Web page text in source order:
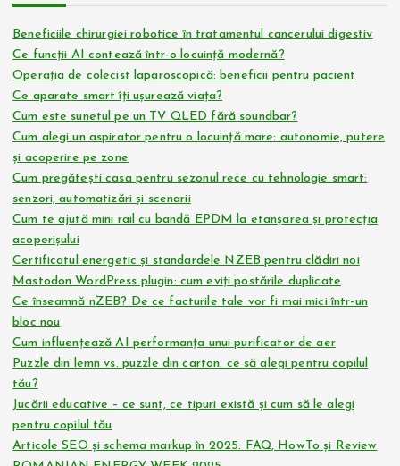
a
r
t
i
c
o
l
e
Beneficiile chirurgiei robotice în tratamentul cancerului digestiv
Ce funcții AI contează într-o locuință modernă?
Operația de colecist laparoscopică: beneficii pentru pacient
Ce aparate smart îți ușurează viața?
Cum este sunetul pe un TV QLED fără soundbar?
Cum alegi un aspirator pentru o locuință mare: autonomie, putere
și acoperire pe zone
Cum pregătești casa pentru sezonul rece cu tehnologie smart:
senzori, automatizări și scenarii
Cum te ajută mini rail cu bandă EPDM la etanșarea și protecția
acoperișului
Certificatul energetic și standardele NZEB pentru clădiri noi
Mastodon WordPress plugin: cum eviți postările duplicate
Ce înseamnă nZEB? De ce facturile tale vor fi mai mici într-un
bloc nou
Cum influențează AI performanța unui purificator de aer
Puzzle din lemn vs. puzzle din carton: ce să alegi pentru copilul
tău?
Jucării educative – ce sunt, ce tipuri există și cum să le alegi
pentru copilul tău
Articole SEO și schema markup în 2025: FAQ, HowTo și Review